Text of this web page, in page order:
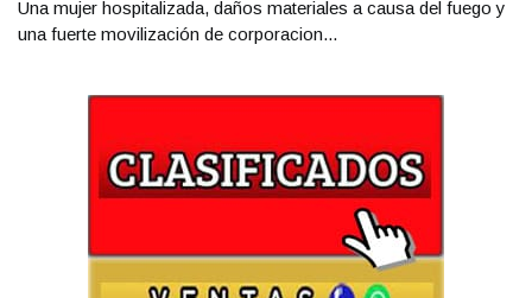
Una mujer hospitalizada, daños materiales a causa del fuego y
una fuerte movilización de corporacion...